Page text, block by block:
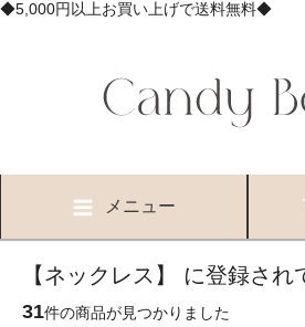
◆5,000円以上お買い上げで送料無料◆
メニュー
【ネックレス】 に登録され
31件の商品が見つかりました